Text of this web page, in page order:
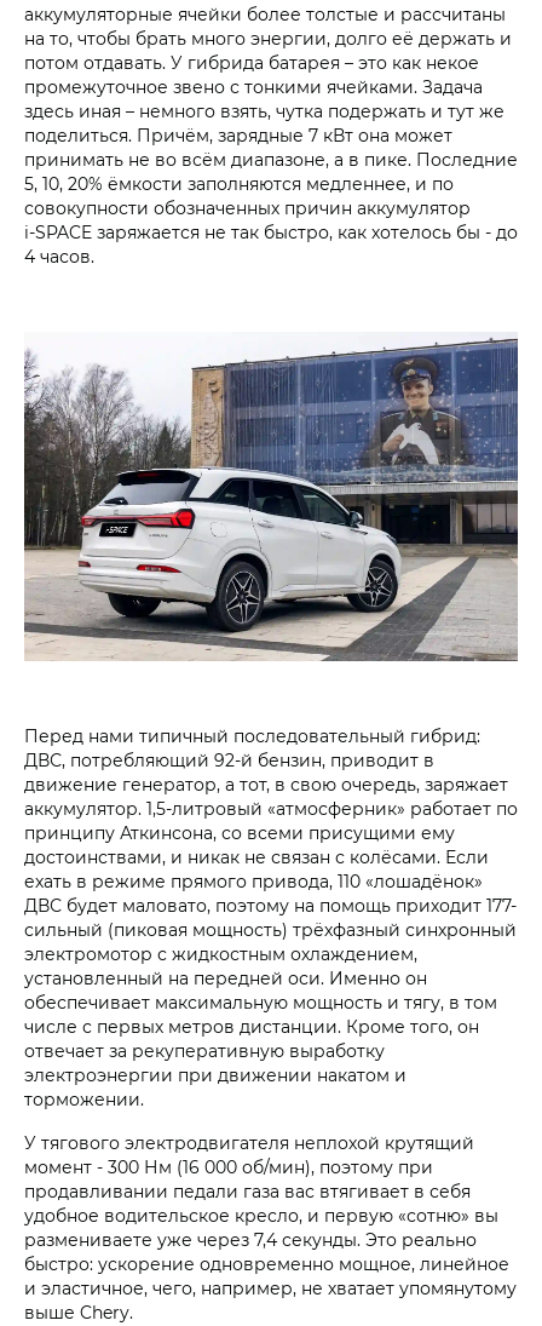
аккумуляторные ячейки более толстые и рассчитаны
на то, чтобы брать много энергии, долго её держать и
потом отдавать. У гибрида батарея – это как некое
промежуточное звено с тонкими ячейками. Задача
здесь иная – немного взять, чутка подержать и тут же
поделиться. Причём, зарядные 7 кВт она может
принимать не во всём диапазоне, а в пике. Последние
5, 10, 20% ёмкости заполняются медленнее, и по
совокупности обозначенных причин аккумулятор
i‑SPACE заряжается не так быстро, как хотелось бы - до
4 часов.
Перед нами типичный последовательный гибрид:
ДВС, потребляющий 92-й бензин, приводит в
движение генератор, а тот, в свою очередь, заряжает
аккумулятор. 1,5-литровый «атмосферник» работает по
принципу Аткинсона, со всеми присущими ему
достоинствами, и никак не связан с колёсами. Если
ехать в режиме прямого привода, 110 «лошадёнок»
ДВС будет маловато, поэтому на помощь приходит 177-
сильный (пиковая мощность) трёхфазный синхронный
электромотор с жидкостным охлаждением,
установленный на передней оси. Именно он
обеспечивает максимальную мощность и тягу, в том
числе с первых метров дистанции. Кроме того, он
отвечает за рекуперативную выработку
электроэнергии при движении накатом и
торможении.
У тягового электродвигателя неплохой крутящий
момент - 300 Нм (16 000 об/мин), поэтому при
продавливании педали газа вас втягивает в себя
удобное водительское кресло, и первую «сотню» вы
размениваете уже через 7,4 секунды. Это реально
быстро: ускорение одновременно мощное, линейное
и эластичное, чего, например, не хватает упомянутому
выше Chery.